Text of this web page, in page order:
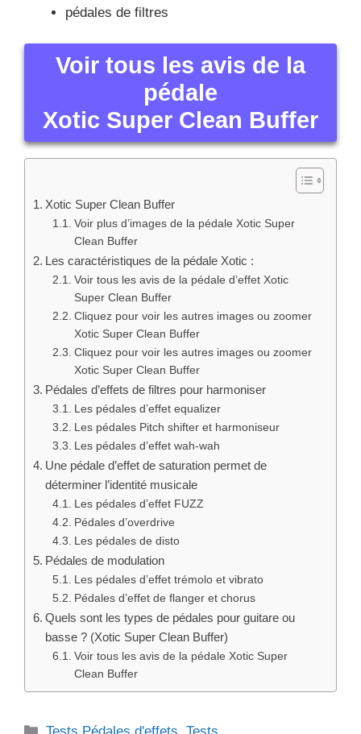
Voir tous les avis de la
pédale
Xotic Super Clean Buffer
Voir plus d’images de la pédale Xotic Super
Clean Buffer
Les caractéristiques de la pédale Xotic :
Voir tous les avis de la pédale d’effet Xotic
Super Clean Buffer
Cliquez pour voir les autres images ou zoomer
Xotic Super Clean Buffer
Cliquez pour voir les autres images ou zoomer
Xotic Super Clean Buffer
Pédales d’effets de filtres pour harmoniser
Les pédales d’effet equalizer
Les pédales Pitch shifter et harmoniseur
Les pédales d’effet wah-wah
Une pédale d’effet de saturation permet de
déterminer l’identité musicale
Les pédales d’effet FUZZ
Pédales d’overdrive
Les pédales de disto
Pédales de modulation
Les pédales d’effet trémolo et vibrato
Pédales d’effet de flanger et chorus
Quels sont les types de pédales pour guitare ou
basse ? (Xotic Super Clean Buffer)
Voir tous les avis de la pédale Xotic Super
Clean Buffer